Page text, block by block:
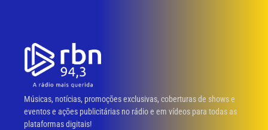
Músicas, notícias, promoções exclusivas, coberturas de shows e
eventos e ações publicitárias no rádio e em vídeos para todas as
plataformas digitais!